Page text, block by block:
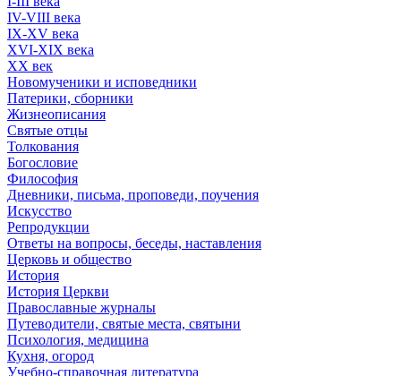
IV-VIII века
IX-XV века
XVI-XIX века
XX век
Новомученики и исповедники
Патерики, сборники
Жизнеописания
Святые отцы
Толкования
Богословие
Философия
Дневники, письма, проповеди, поучения
Искусство
Репродукции
Ответы на вопросы, беседы, наставления
Церковь и общество
История
История Церкви
Православные журналы
Путеводители, святые места, святыни
Психология, медицина
Кухня, огород
Учебно-справочная литература